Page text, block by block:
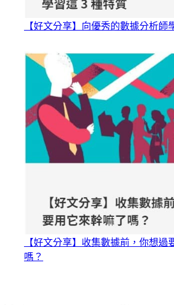
【好文分享】向優秀的數據分析師
【好文分享】收集數據前，你想過
嗎？